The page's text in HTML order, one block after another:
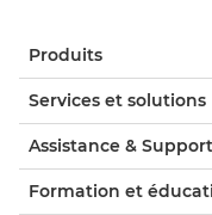
Produits
Services et solutions
Assistance & Support
Formation et